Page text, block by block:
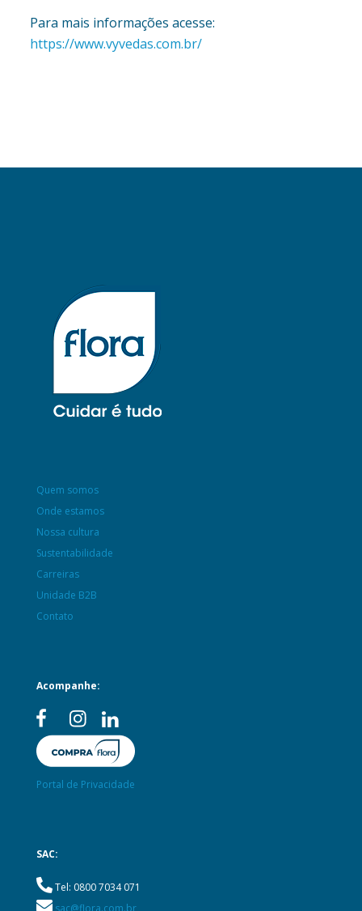
Para mais informações acesse:
https://www.vyvedas.com.br/
Quem somos
Onde estamos
Nossa cultura
Sustentabilidade
Carreiras
Unidade B2B
Contato
Acompanhe:
Portal de Privacidade
SAC:
Tel: 0800 7034 071